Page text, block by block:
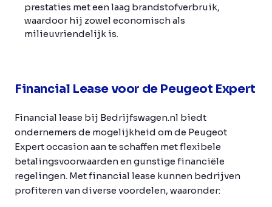
prestaties met een laag brandstofverbruik,
waardoor hij zowel economisch als
milieuvriendelijk is.
Financial Lease voor de Peugeot Expert
Financial lease bij Bedrijfswagen.nl biedt
ondernemers de mogelijkheid om de Peugeot
Expert occasion aan te schaffen met flexibele
betalingsvoorwaarden en gunstige financiële
regelingen. Met financial lease kunnen bedrijven
profiteren van diverse voordelen, waaronder: